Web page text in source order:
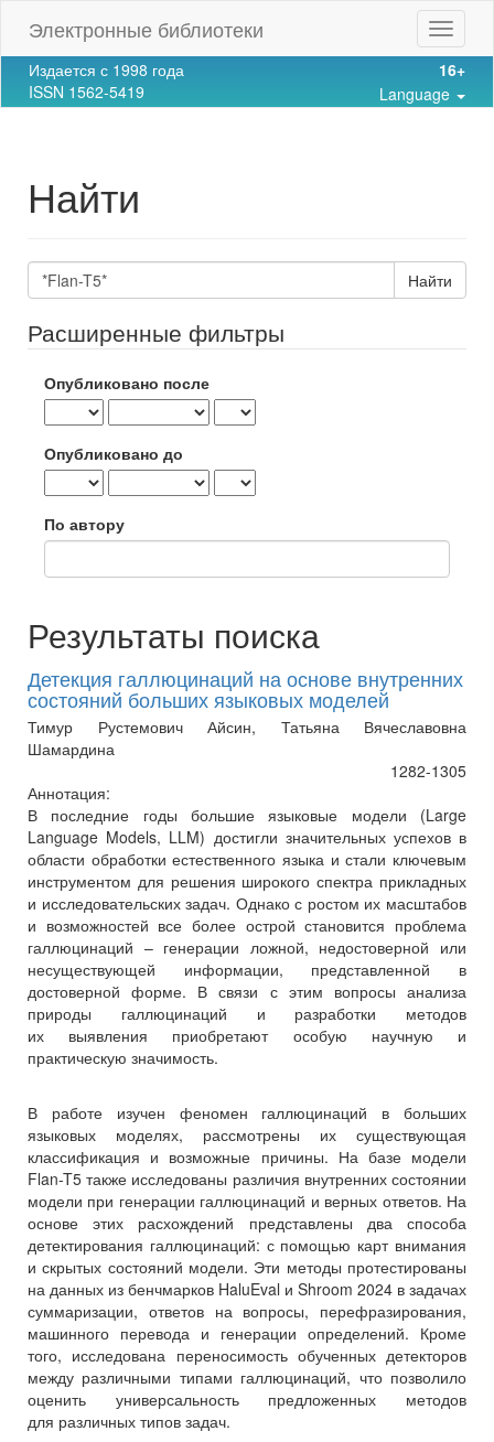
Navigation
Main
Content
Sidebar
Toggle
Электронные библиотеки
Издается с 1998 года
ISSN 1562-5419
16+
Language
Найти
Поиск
статей
Расширенные фильтры
Опубликовано после
Опубликовано до
По автору
Результаты поиска
Детекция галлюцинаций на основе внутренних
состояний больших языковых моделей
Тимур Рустемович Айсин, Татьяна Вячеславовна
Шамардина
1282-1305
Аннотация:
В последние годы большие языковые модели (Large
Language Models, LLM) достигли значительных успехов в
области обработки естественного языка и стали ключевым
инструментом для решения широкого спектра прикладных
и исследовательских задач. Однако с ростом их масштабов
и возможностей все более острой становится проблема
галлюцинаций – генерации ложной, недостоверной или
несуществующей информации, представленной в
достоверной форме. В связи с этим вопросы анализа
природы галлюцинаций и разработки методов
их выявления приобретают особую научную и
практическую значимость.
В работе изучен феномен галлюцинаций в больших
языковых моделях, рассмотрены их существующая
классификация и возможные причины. На базе модели
Flan-T5 также исследованы различия внутренних состоянии
модели при генерации галлюцинаций и верных ответов. На
основе этих расхождений представлены два способа
детектирования галлюцинаций: с помощью карт внимания
и скрытых состояний модели. Эти методы протестированы
на данных из бенчмарков HaluEval и Shroom 2024 в задачах
суммаризации, ответов на вопросы, перефразирования,
машинного перевода и генерации определений. Кроме
того, исследована переносимость обученных детекторов
между различными типами галлюцинаций, что позволило
оценить универсальность предложенных методов
для различных типов задач.